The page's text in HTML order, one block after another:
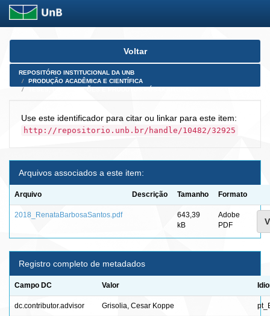
Skip
Voltar
REPOSITÓRIO INSTITUCIONAL DA UNB
PRODUÇÃO ACADÊMICA E CIENTÍFICA
Use este identificador para citar ou linkar para este item:
http://repositorio.unb.br/handle/10482/32925
Arquivos associados a este item:
Arquivo Descrição Tamanho Formato
2018_RenataBarbosaSantos.pdf
643,39
kB
Adobe
PDF
Registro completo de metadados
Campo DC Valor
dc.contributor.advisor Grisolia, Cesar Koppe